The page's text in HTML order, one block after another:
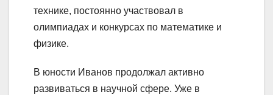
технике, постоянно участвовал в
олимпиадах и конкурсах по математике и
физике.
В юности Иванов продолжал активно
развиваться в научной сфере. Уже в